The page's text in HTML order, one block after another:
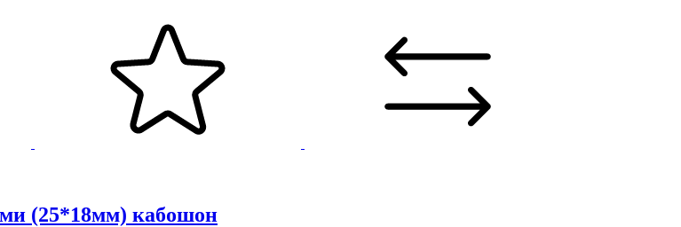
(25*18мм) кабошон